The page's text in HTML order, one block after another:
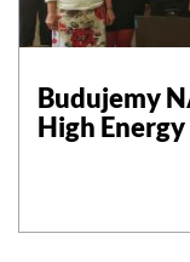
Budujemy
High